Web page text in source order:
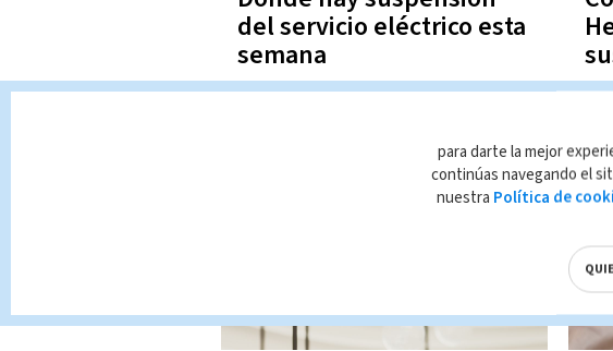
del servicio eléctrico esta
semana
para darte la mejor
continúas navegando el
nuestra Política de